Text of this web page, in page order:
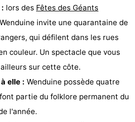
lors des Fêtes des Géants
invite une quarantaine de
qui défilent dans les rues
couleur. Un spectacle que vous
sur cette côte.
elle : Wenduine possède quatre
partie du folklore permanent du
l'année.